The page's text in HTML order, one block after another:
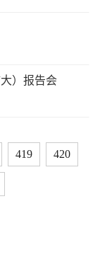
）报告会
419 420